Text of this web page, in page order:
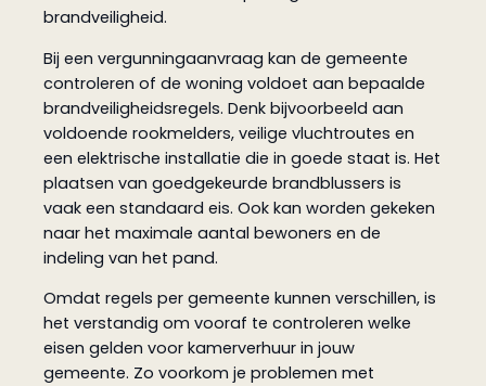
brandveiligheid.
Bij een vergunningaanvraag kan de gemeente
controleren of de woning voldoet aan bepaalde
brandveiligheidsregels. Denk bijvoorbeeld aan
voldoende rookmelders, veilige vluchtroutes en
een elektrische installatie die in goede staat is. Het
plaatsen van goedgekeurde brandblussers is
vaak een standaard eis. Ook kan worden gekeken
naar het maximale aantal bewoners en de
indeling van het pand.
Omdat regels per gemeente kunnen verschillen, is
het verstandig om vooraf te controleren welke
eisen gelden voor kamerverhuur in jouw
gemeente. Zo voorkom je problemen met